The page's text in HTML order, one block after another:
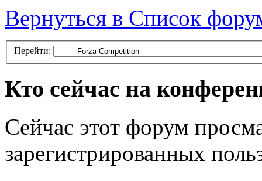
Вернуться в Список
Перейти:
Кто сейчас на
Сейчас этот форум
зарегистрированных